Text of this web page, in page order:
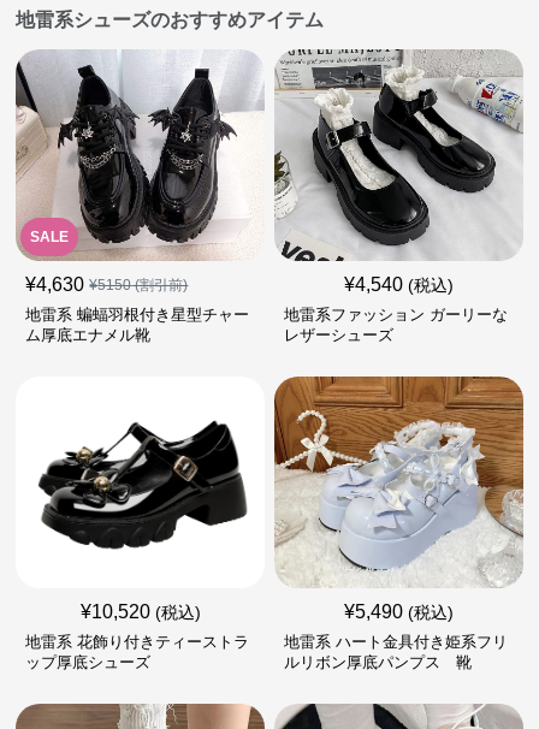
地雷系シューズのおすすめアイテム
SALE
¥4,630 ¥5150(割引前)
地雷系 蝙蝠羽根付き星型チャー
ム厚底エナメル靴
¥4,540 (税込)
地雷系ファッション ガーリーな
レザーシューズ
¥10,520 (税込)
地雷系 花飾り付きティーストラ
ップ厚底シューズ
¥5,490 (税込)
地雷系 ハート金具付き姫系フリ
ルリボン厚底パンプス 靴